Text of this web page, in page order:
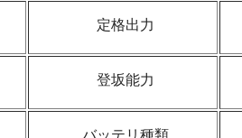
定格出力
登坂能力
バッテリ種類